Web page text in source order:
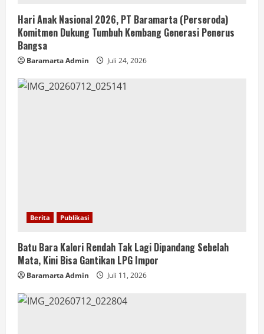
Hari Anak Nasional 2026, PT Baramarta (Perseroda)
Komitmen Dukung Tumbuh Kembang Generasi Penerus
Bangsa
Baramarta Admin Juli 24, 2026
Berita Publikasi
Batu Bara Kalori Rendah Tak Lagi Dipandang Sebelah
Mata, Kini Bisa Gantikan LPG Impor
Baramarta Admin Juli 11, 2026